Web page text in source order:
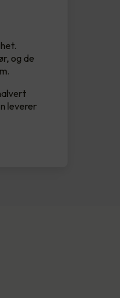
og de
leverer